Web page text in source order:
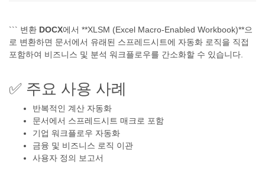
``` 변환 DOCX에서 **XLSM (Excel Macro-Enabled Workbook)**으
로 변환하면 문서에서 유래된 스프레드시트에 자동화 로직을 직접
포함하여 비즈니스 및 분석 워크플로우를 간소화할 수 있습니다.
✅ 주요 사용 사례
반복적인 계산 자동화
문서에서 스프레드시트 매크로 포함
기업 워크플로우 자동화
금융 및 비즈니스 로직 이관
사용자 정의 보고서